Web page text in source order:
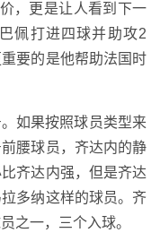
，更是让人看到下一
佩打进四球并助攻2
要的是他帮助法国时
如果按照球员类型来
腰球员，齐达内的静
齐达内强，但是齐达
多纳这样的球员。齐
之一，三个入球。